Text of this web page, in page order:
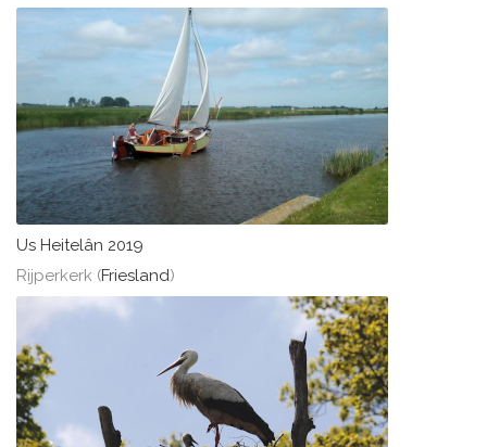
Us Heitelân 2019
Rijperkerk (Friesland)